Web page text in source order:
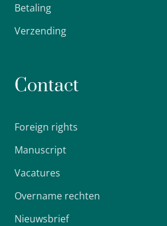
Betaling
Verzending
Contact
Foreign rights
Manuscript
Vacatures
Overname rechten
Nieuwsbrief